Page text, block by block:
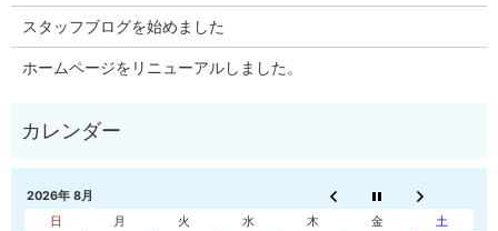
スタッフブログを始めました
ホームページをリニューアルしました。
2026年 8月
日
月 火 水 木 金
土